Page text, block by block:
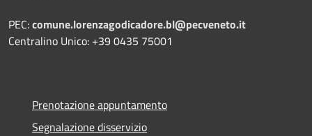
PEC:comune.lorenzagodicadore.bl@pecveneto.it
Centralino Unico: +39 0435 75001
Prenotazione appuntamento
Segnalazione disservizio